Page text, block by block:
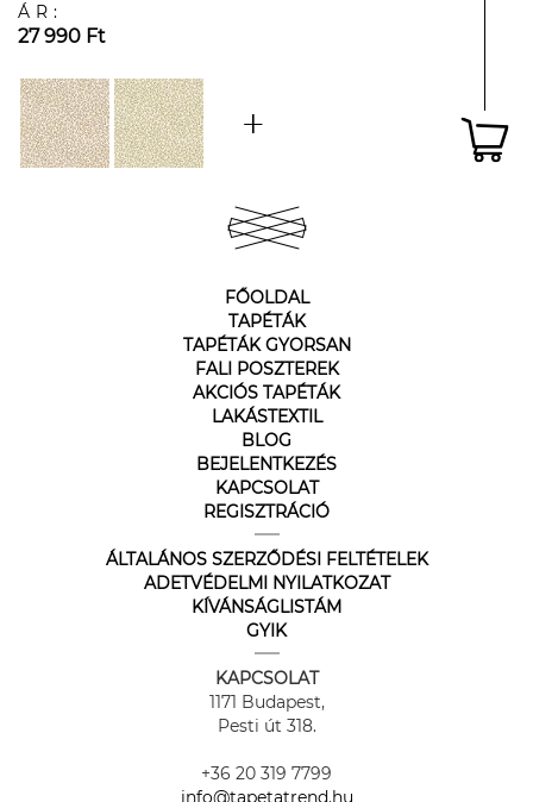
ÁR:
27 990 Ft
FŐOLDAL
TAPÉTÁK
TAPÉTÁK GYORSAN
FALI POSZTEREK
AKCIÓS TAPÉTÁK
LAKÁSTEXTIL
BLOG
BEJELENTKEZÉS
KAPCSOLAT
REGISZTRÁCIÓ
ÁLTALÁNOS SZERZŐDÉSI FELTÉTELEK
ADETVÉDELMI NYILATKOZAT
KÍVÁNSÁGLISTÁM
GYIK
KAPCSOLAT
1171 Budapest,
Pesti út 318.
+36 20 319 7799
info@tapetatrend.hu